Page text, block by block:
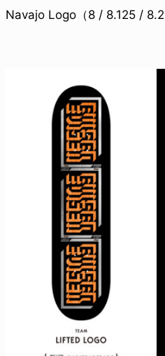
Navajo Logo（8 / 8.125 /